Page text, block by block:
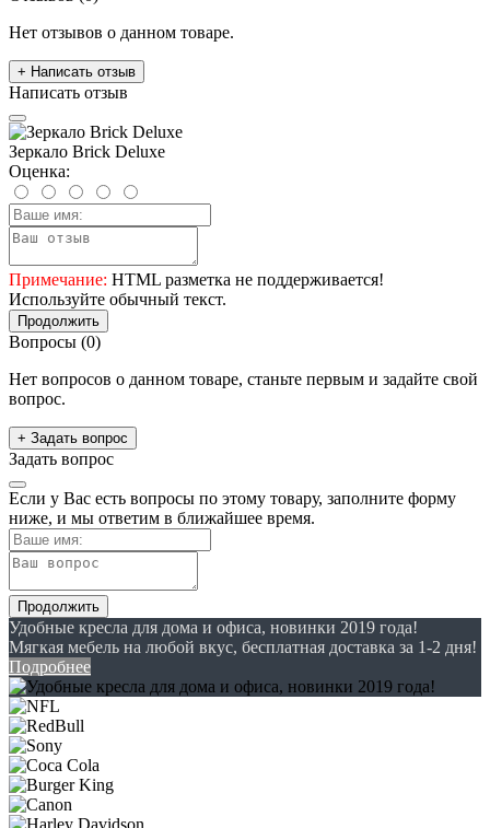
Нет отзывов о данном товаре.
+ Написать отзыв
Написать отзыв
Зеркало Brick Deluxe
Оценка:
Примечание: HTML разметка не поддерживается!
Используйте обычный текст.
Продолжить
Вопросы (0)
Нет вопросов о данном товаре, станьте первым и задайте свой
вопрос.
+ Задать вопрос
Задать вопрос
Если у Вас есть вопросы по этому товару, заполните форму
ниже, и мы ответим в ближайшее время.
Продолжить
Удобные кресла для дома и офиса, новинки 2019 года!
Мягкая мебель на любой вкус, бесплатная доставка за 1-2 дня!
Подробнее